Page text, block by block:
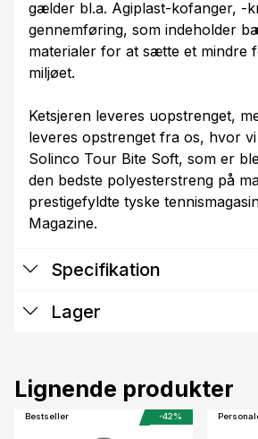
gælder bl.a. Agiplast-kofanger, -
gennemføring, som indeholder
materialer for at sætte et mindre
miljøet.
Ketsjeren leveres uopstrenget,
leveres opstrenget fra os, hvor
Solinco Tour Bite Soft, som er
den bedste polyesterstreng på
prestigefyldte tyske
Magazine.
Specifikation
Lager
Lignende produkter
Bestseller -42%